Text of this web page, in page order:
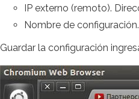
IP externo (remoto).
Nombre de
Guardar la configuración